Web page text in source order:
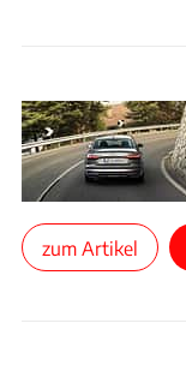
zum Artikel